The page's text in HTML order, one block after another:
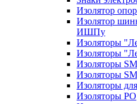
Изолятор
Изолятор
ИШПу
Изоляторы
Изоляторы
Изоляторы SM
Изоляторы
Изоляторы
Изоляторы РО